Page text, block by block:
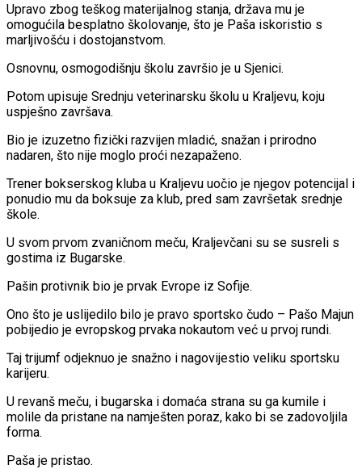
Upravo zbog teškog materijalnog stanja, država mu je
omogućila besplatno školovanje, što je Paša iskoristio s
marljivošću i dostojanstvom.
Osnovnu, osmogodišnju školu završio je u Sjenici.
Potom upisuje Srednju veterinarsku školu u Kraljevu, koju
uspješno završava.
Bio je izuzetno fizički razvijen mladić, snažan i prirodno
nadaren, što nije moglo proći nezapaženo.
Trener bokserskog kluba u Kraljevu uočio je njegov potencijal i
ponudio mu da boksuje za klub, pred sam završetak srednje
škole.
U svom prvom zvaničnom meču, Kraljevčani su se susreli s
gostima iz Bugarske.
Pašin protivnik bio je prvak Evrope iz Sofije.
Ono što je uslijedilo bilo je pravo sportsko čudo – Pašo Majun
pobijedio je evropskog prvaka nokautom već u prvoj rundi.
Taj trijumf odjeknuo je snažno i nagovijestio veliku sportsku
karijeru.
U revanš meču, i bugarska i domaća strana su ga kumile i
molile da pristane na namješten poraz, kako bi se zadovoljila
forma.
Paša je pristao.